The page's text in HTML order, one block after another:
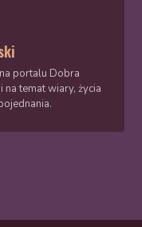
portalu Dobra
temat wiary, życia